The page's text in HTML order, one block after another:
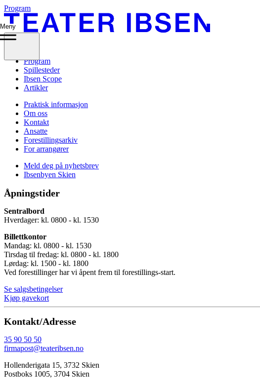
Program
Meny
Program
Spillesteder
Ibsen Scope
Artikler
Praktisk informasjon
Om oss
Kontakt
Ansatte
Forestillingsarkiv
For arrangører
Meld deg på nyhetsbrev
Ibsenbyen Skien
Åpningstider
Sentralbord
Hverdager: kl. 0800 - kl. 1530
Billettkontor
Mandag: kl. 0800 - kl. 1530
Tirsdag til fredag: kl. 0800 - kl. 1800
Lørdag: kl. 1500 - kl. 1800
Ved forestillinger har vi åpent frem til forestillings-start.
Se salgsbetingelser
Kjøp gavekort
Kontakt/Adresse
35 90 50 50
firmapost@teateribsen.no
Hollenderigata 15, 3732 Skien
Postboks 1005, 3704 Skien